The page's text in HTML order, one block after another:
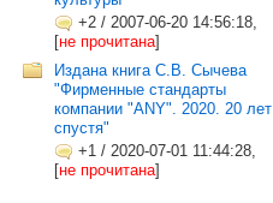
+2 / 2007-06-20 14:56:18,
[не прочитана]
Издана книга С.В. Сычева
"Фирменные стандарты
компании "ANY". 2020. 20 лет
спустя"
+1 / 2020-07-01 11:44:28,
[не прочитана]